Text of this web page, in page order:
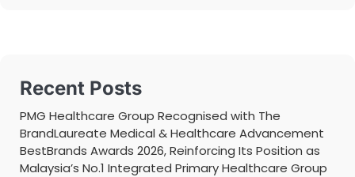
Recent Posts
PMG Healthcare Group Recognised with The
BrandLaureate Medical & Healthcare Advancement
BestBrands Awards 2026, Reinforcing Its Position as
Malaysia’s No.1 Integrated Primary Healthcare Group